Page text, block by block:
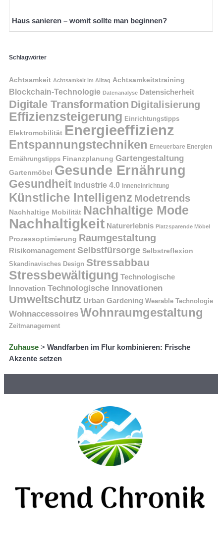
Haus sanieren – womit sollte man beginnen?
Schlagwörter
Achtsamkeit Achtsamkeit im Alltag Achtsamkeitstraining
Blockchain-Technologie Datenanalyse Datensicherheit
Digitale Transformation Digitalisierung
Effizienzsteigerung Einrichtungstipps
Elektromobilität Energieeffizienz
Entspannungstechniken Erneuerbare Energien
Ernährungstipps Finanzplanung Gartengestaltung
Gartenmöbel Gesunde Ernährung
Gesundheit Industrie 4.0 Inneneinrichtung
Künstliche Intelligenz Modetrends
Nachhaltige Mobilität Nachhaltige Mode
Nachhaltigkeit Naturerlebnis Platzsparende Möbel
Prozessoptimierung Raumgestaltung
Risikomanagement Selbstfürsorge Selbstreflexion
Skandinavisches Design Stressabbau
Stressbewältigung Technologische
Innovation Technologische Innovationen
Umweltschutz Urban Gardening Wearable Technologie
Wohnaccessoires Wohnraumgestaltung
Zeitmanagement
Zuhause > Wandfarben im Flur kombinieren: Frische
Akzente setzen